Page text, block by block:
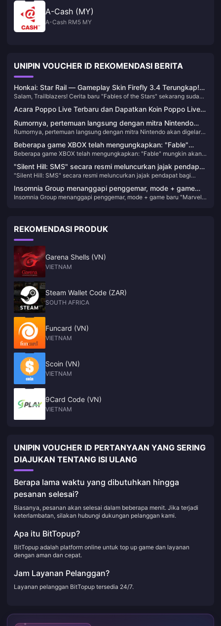
A-Cash (MY)
A-Cash RM5 MY
UNIPIN VOUCHER ID REKOMENDASI BERITA
Honkai: Star Rail — Gameplay Skin Firefly 3.4 Terungkap!
Perubahan V4 White Knight Dikonfirmasi!
Salam, Trailblazers! Cerita baru "Fables of the Stars" sekarang sudah
bintang penuh akan sangat mudah. Menurut jadwal saat ini, gadis
kucing super imut Sethphir akan resmi debut pada 11 Juni! Mari kita
lihat lebih dekat apa lagi yang akan datang.
Acara Poppo Live Terbaru dan Dapatkan Koin Poppo Live
Anda!
Rumornya, pertemuan langsung dengan mitra Nintendo
akan digelar pada pekan ini
Rumornya, pertemuan langsung dengan mitra Nintendo akan digelar
Beberapa game XBOX telah mengungkapkan: "Fable"
mungkin akan dirilis pada tahun 2025
Beberapa game XBOX telah mengungkapkan: "Fable" mungkin akan
"Silent Hill: SMS" secara resmi meluncurkan jajak pendapat
bagi pemain untuk memberi nama monster
"Silent Hill: SMS" secara resmi meluncurkan jajak pendapat bagi
Insomnia Group menanggapi penggemar, mode + game
baru "Marvel's Spider-Man 2" akan segera hadir
Insomnia Group menanggapi penggemar, mode + game baru "Marvel's
REKOMENDASI PRODUK
Garena Shells (VN)
VIETNAM
Steam Wallet Code (ZAR)
SOUTH AFRICA
Funcard (VN)
VIETNAM
Scoin (VN)
VIETNAM
9Card Code (VN)
VIETNAM
UNIPIN VOUCHER ID PERTANYAAN YANG SERING
DIAJUKAN TENTANG ISI ULANG
Berapa lama waktu yang dibutuhkan hingga
pesanan selesai?
Biasanya, pesanan akan selesai dalam beberapa menit. Jika terjadi
keterlambatan, silakan hubungi dukungan pelanggan kami.
Apa itu BitTopup?
BitTopup adalah platform online untuk top up game dan layanan
dengan aman dan cepat.
Jam Layanan Pelanggan?
Layanan pelanggan BitTopup tersedia 24/7.